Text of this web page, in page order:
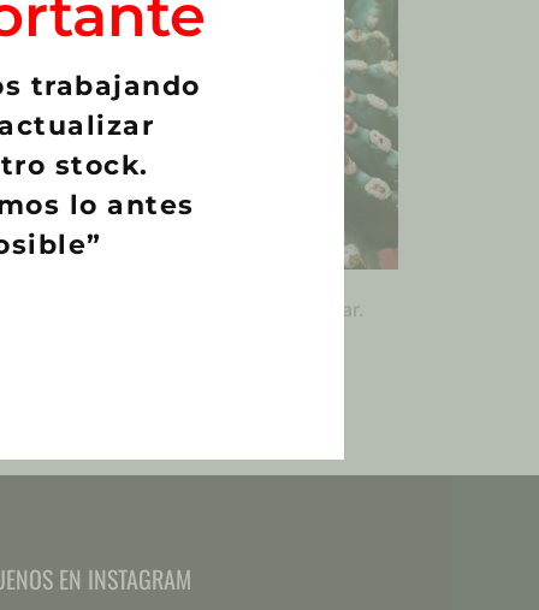
Ferocactus glaucescens var.
EN INSTAGRAM
trabajando
stock.
lo antes